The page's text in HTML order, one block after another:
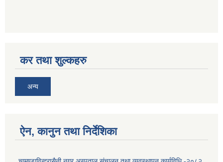
कर तथा शुल्कहरु
अन्य
ऐन, कानुन तथा निर्देशिका